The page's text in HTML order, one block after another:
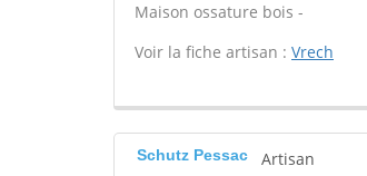
Maison ossature bois -
Voir la fiche artisan : Vrech
Schutz Pessac Artisan